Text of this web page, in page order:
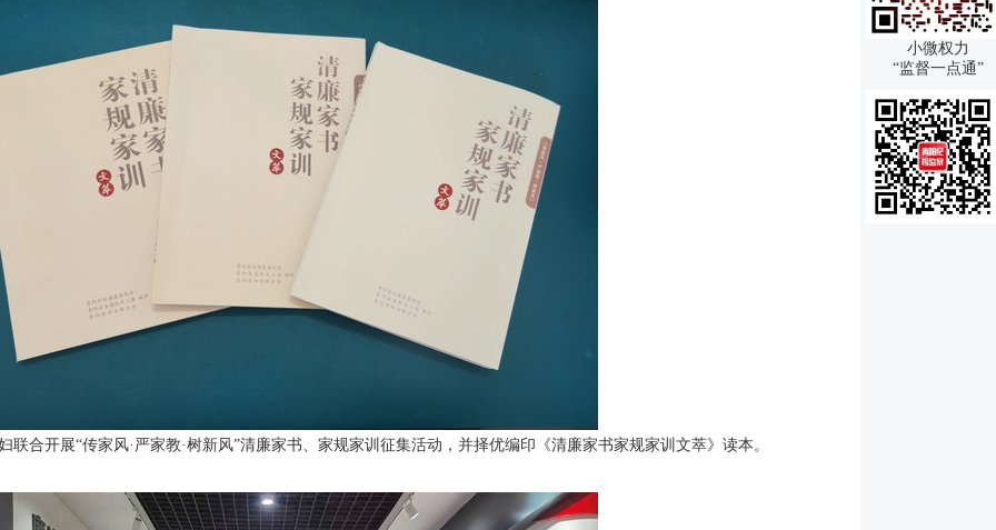
合开展“传家风·严家教·树新风”清廉家书、家规家训征集活动，并择优编印《清廉家书家规家训文萃》读本。
小微权力
“监督一点通”